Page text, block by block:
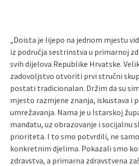
„Doista je lijepo na jednom mjestu
iz područja sestrinstva u primarnoj
svih dijelova Republike Hrvatske.
zadovoljstvo otvoriti prvi stručni
postati tradicionalan. Držim da su
mjesto razmjene znanja, iskustava i
umrežavanja. Nama je u Istarskoj
mandatu, uz obrazovanje i socijalnu
prioriteta. I to smo potvrdili, ne
konkretnim djelima. Pokazali smo
zdravstva, a primarna zdravstvena